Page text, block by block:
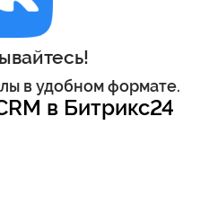
в удобном формате.
в Битрикс24